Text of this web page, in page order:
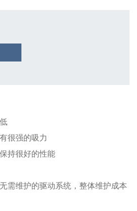
很强的吸力
持很好的性能
需维护的驱动系统，整体维护成本